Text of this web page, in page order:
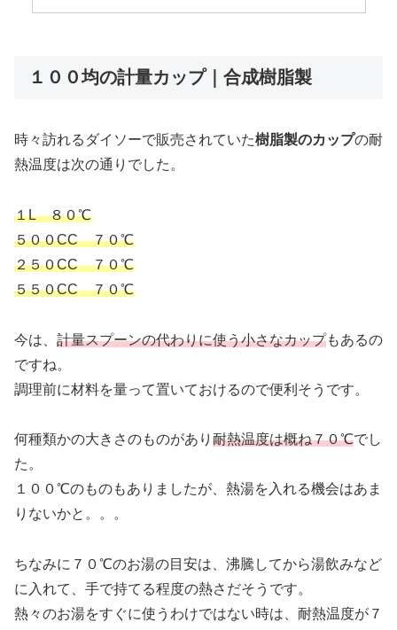
１００均の計量カップ｜合成樹脂製
時々訪れるダイソーで販売されていた樹脂製のカップの耐
熱温度は次の通りでした。
１L ８０℃
５００CC ７０℃
２５０CC ７０℃
５５０CC ７０℃
今は、 計量スプーンの代わりに使う小さなカップもあるの
ですね。
調理前に材料を量って置いておけるので便利そうです。
何種類かの大きさのものがあり 耐熱温度は概ね７０℃でし
た。
１００℃のものもありましたが、熱湯を入れる機会はあま
りないかと。。。
ちなみに７０℃のお湯の目安は、沸騰してから湯飲みなど
に入れて、手で持てる程度の熱さだそうです。
熱々のお湯をすぐに使うわけではない時は、耐熱温度が７